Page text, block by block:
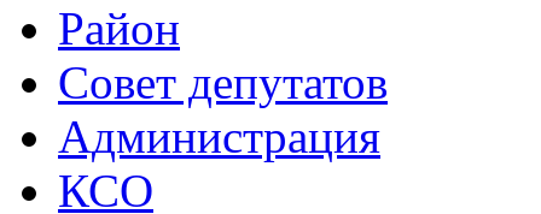
Район
Совет депутатов
Администрация
КСО